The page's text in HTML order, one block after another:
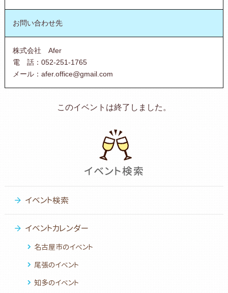
お問い合わせ先
株式会社 Afer
電 話：052-251-1765
メール：afer.office@gmail.com
このイベントは終了しました。
イベント検索
イベントカレンダー
名古屋市のイベント
尾張のイベント
知多のイベント